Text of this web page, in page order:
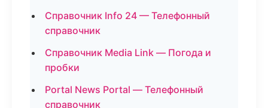
Справочник Info 24 — Телефонный
справочник
Справочник Media Link — Погода и
пробки
Portal News Portal — Телефонный
справочник